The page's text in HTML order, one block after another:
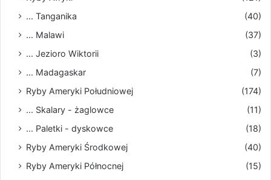
... Tanganika
(40)
... Malawi
(37)
... Jezioro Wiktorii
(3)
... Madagaskar
(7)
Ryby Ameryki Południowej
(174)
... Skalary - żaglowce
(11)
... Paletki - dyskowce
(18)
Ryby Ameryki Środkowej
(40)
Ryby Ameryki Północnej
(15)